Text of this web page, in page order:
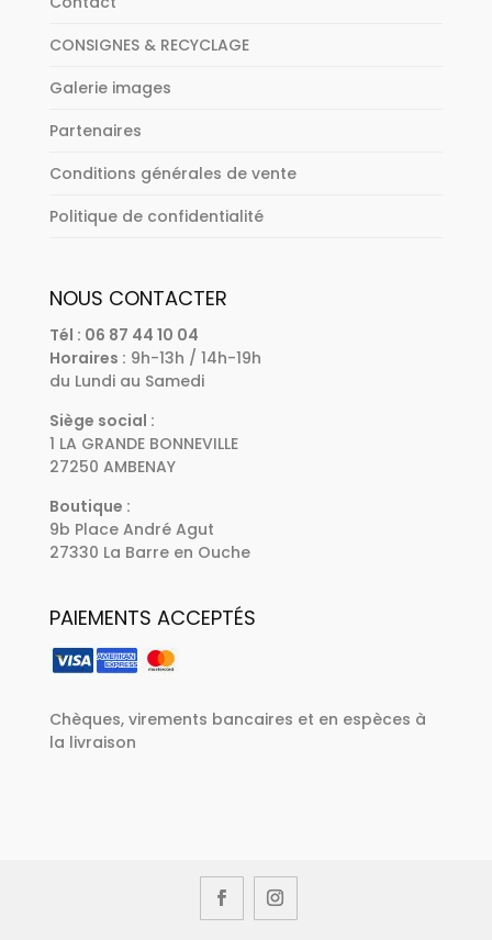
CONSIGNES & RECYCLAGE
Galerie images
Partenaires
Conditions générales de vente
Politique de confidentialité
NOUS CONTACTER
Tél : 06 87 44 10 04
Horaires : 9h-13h / 14h-19h
du Lundi au Samedi
Siège social :
1 LA GRANDE BONNEVILLE
27250 AMBENAY
Boutique :
9b Place André Agut
27330 La Barre en Ouche
PAIEMENTS ACCEPTÉS
Chèques, virements bancaires et en espèces à
la livraison